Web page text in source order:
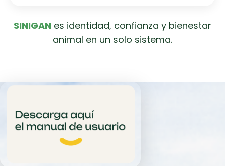
SINIGAN es identidad, confianza y bienestar
animal en un solo sistema.